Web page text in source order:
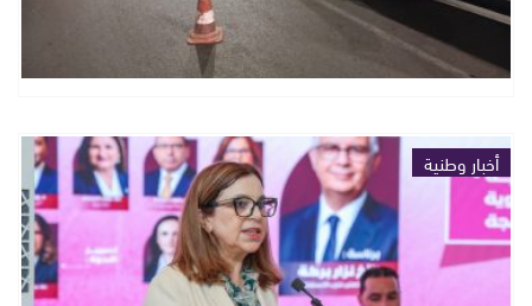
أخبار وطنية